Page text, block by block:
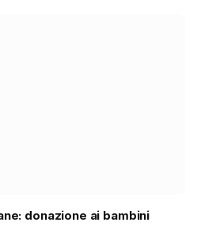
donazione ai bambini